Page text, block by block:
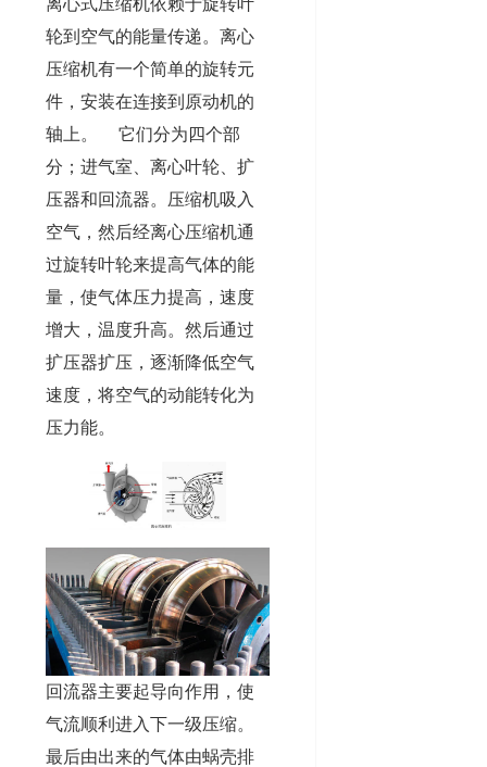
离心式压缩机依赖于旋转叶
轮到空气的能量传递。离心
压缩机有一个简单的旋转元
件，安装在连接到原动机的
轴上。 它们分为四个部
分；进气室、离心叶轮、扩
压器和回流器。压缩机吸入
空气，然后经离心压缩机通
过旋转叶轮来提高气体的能
量，使气体压力提高，速度
增大，温度升高。然后通过
扩压器扩压，逐渐降低空气
速度，将空气的动能转化为
压力能。
回流器主要起导向作用，使
气流顺利进入下一级压缩。
最后由出来的气体由蜗壳排